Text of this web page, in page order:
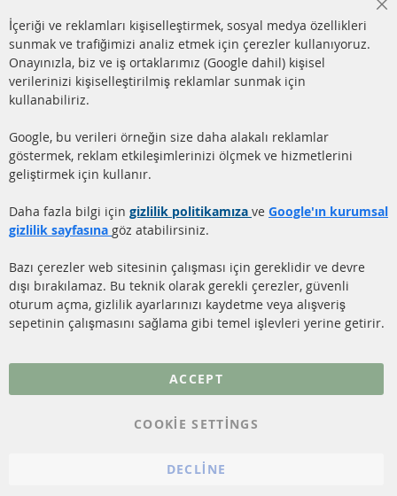
info@contra-automotive.de
facebook
instagram
HIZLI LİNKLER
(DPF)
DİZEL PARTİKÜL FİLTRESİ
KATALİZÖR (KAT)
SSS
MÜŞTERİ
Hakkımızda
Gönderim ücreti
Daha fazla link
Veri koruma
Genel Çalışma Koşulları
İçeriği ve reklamları kişiselleştirmek, sosyal medya özellikleri
sunmak ve trafiğimizi analiz etmek için çerezler kullanıyoruz.
Onayınızla, biz ve iş ortaklarımız (Google dahil) kişisel
verilerinizi kişiselleştirilmiş reklamlar sunmak için
kullanabiliriz.
Google, bu verileri örneğin size daha alakalı reklamlar
göstermek, reklam etkileşimlerinizi ölçmek ve hizmetlerini
geliştirmek için kullanır.
Daha fazla bilgi için gizlilik politikamıza ve Google'ın kurumsal
gizlilik sayfasına göz atabilirsiniz.
Bazı çerezler web sitesinin çalışması için gereklidir ve devre
dışı bırakılamaz. Bu teknik olarak gerekli çerezler, güvenli
oturum açma, gizlilik ayarlarınızı kaydetme veya alışveriş
sepetinin çalışmasını sağlama gibi temel işlevleri yerine getirir.
ACCEPT
COOKIE SETTINGS
DECLINE